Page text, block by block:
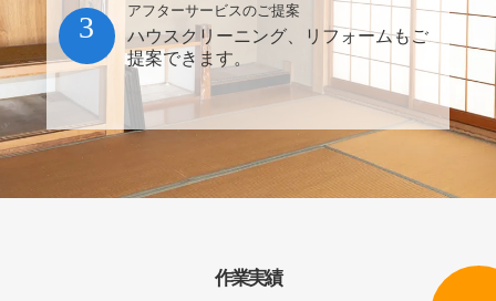
アフターサービスのご提案
ハウスクリーニング、リフォームもご
提案できます。
3
作業実績